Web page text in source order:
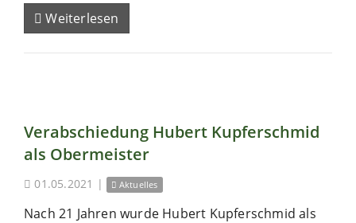
Weiterlesen
Verabschiedung Hubert Kupferschmid
als Obermeister
01.05.2021 | Aktuelles
Nach 21 Jahren wurde Hubert Kupferschmid als